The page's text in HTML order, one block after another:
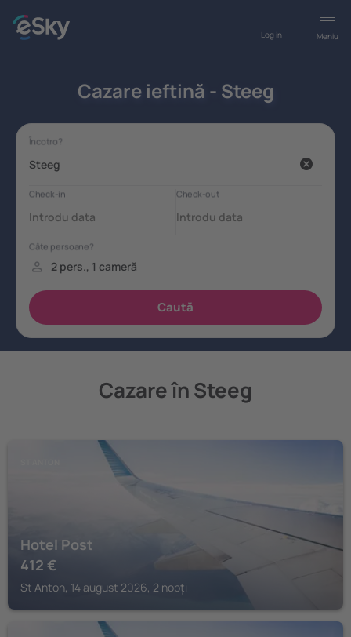
Meniu
Log in
Cazare ieftină - Steeg
Cazare în Steeg
Hotel Post
412 €
St Anton, 14 august 2026, 2 nopți